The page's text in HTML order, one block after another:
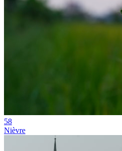
58
Nièvre